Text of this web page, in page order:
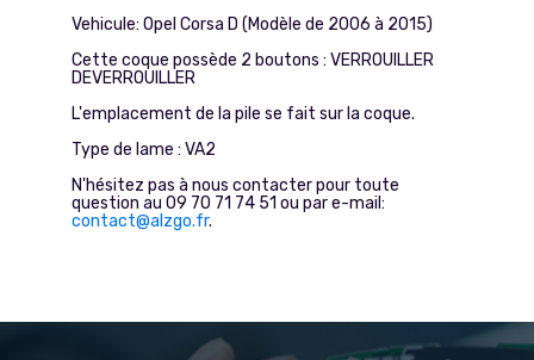
Vehicule: Opel Corsa D (Modèle de 2006 à 2015)
Cette coque possède 2 boutons : VERROUILLER
DEVERROUILLER
L'emplacement de la pile se fait sur la coque.
Type de lame : VA2
N'hésitez pas à nous contacter pour toute
question au 09 70 71 74 51 ou par e-mail:
contact@alzgo.fr.